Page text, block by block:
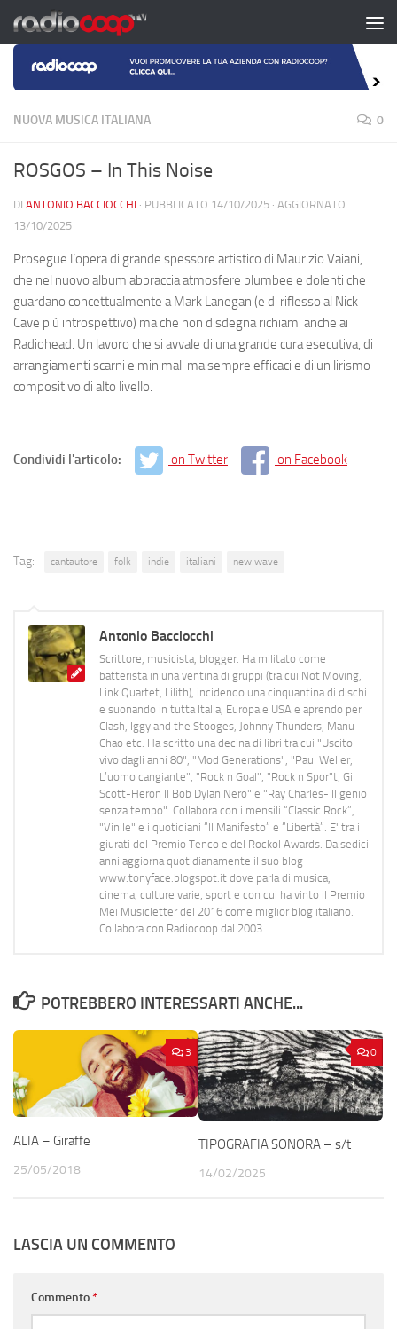
Salta al contenuto
NUOVA MUSICA ITALIANA 0
ROSGOS – In This Noise
DI ANTONIO BACCIOCCHI · PUBBLICATO 14/10/2025 · AGGIORNATO
13/10/2025
Prosegue l’opera di grande spessore artistico di Maurizio Vaiani,
che nel nuovo album abbraccia atmosfere plumbee e dolenti che
guardano concettualmente a Mark Lanegan (e di riflesso al Nick
Cave più introspettivo) ma che non disdegna richiami anche ai
Radiohead. Un lavoro che si avvale di una grande cura esecutiva, di
arrangiamenti scarni e minimali ma sempre efficaci e di un lirismo
compositivo di alto livello.
Condividi l'articolo: on Twitter on Facebook
Tag: cantautore folk indie italiani new wave
Antonio Bacciocchi
Scrittore, musicista, blogger. Ha militato come
batterista in una ventina di gruppi (tra cui Not Moving,
Link Quartet, Lilith), incidendo una cinquantina di dischi
e suonando in tutta Italia, Europa e USA e aprendo per
Clash, Iggy and the Stooges, Johnny Thunders, Manu
Chao etc. Ha scritto una decina di libri tra cui "Uscito
vivo dagli anni 80", "Mod Generations", "Paul Weller,
L’uomo cangiante", "Rock n Goal", "Rock n Spor"t, Gil
Scott-Heron Il Bob Dylan Nero" e "Ray Charles- Il genio
senza tempo". Collabora con i mensili “Classic Rock”,
"Vinile" e i quotidiani “Il Manifesto” e “Libertà”. E' tra i
giurati del Premio Tenco e del Rockol Awards. Da sedici
anni aggiorna quotidianamente il suo blog
www.tonyface.blogspot.it dove parla di musica,
cinema, culture varie, sport e con cui ha vinto il Premio
Mei Musicletter del 2016 come miglior blog italiano.
Collabora con Radiocoop dal 2003.
POTREBBERO INTERESSARTI ANCHE...
3
ALIA – Giraffe
25/05/2018
0
TIPOGRAFIA SONORA – s/t
14/02/2025
LASCIA UN COMMENTO
Commento*